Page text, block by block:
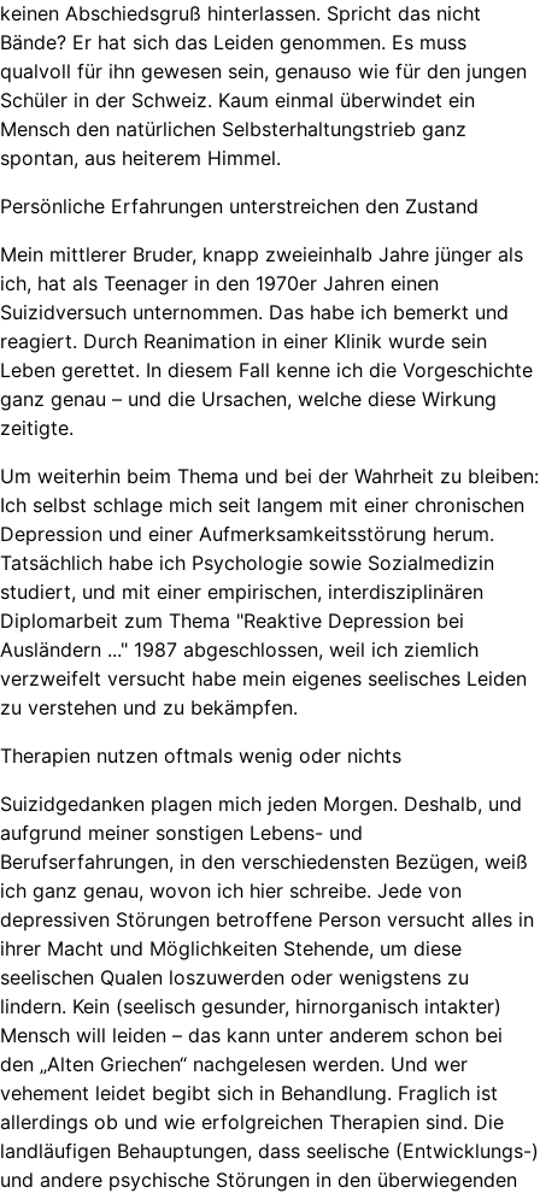
keinen Abschiedsgruß hinterlassen. Spricht das nicht
Bände? Er hat sich das Leiden genommen. Es muss
qualvoll für ihn gewesen sein, genauso wie für den jungen
Schüler in der Schweiz. Kaum einmal überwindet ein
Mensch den natürlichen Selbsterhaltungstrieb ganz
spontan, aus heiterem Himmel.
Persönliche Erfahrungen unterstreichen den Zustand
Mein mittlerer Bruder, knapp zweieinhalb Jahre jünger als
ich, hat als Teenager in den 1970er Jahren einen
Suizidversuch unternommen. Das habe ich bemerkt und
reagiert. Durch Reanimation in einer Klinik wurde sein
Leben gerettet. In diesem Fall kenne ich die Vorgeschichte
ganz genau – und die Ursachen, welche diese Wirkung
zeitigte.
Um weiterhin beim Thema und bei der Wahrheit zu bleiben:
Ich selbst schlage mich seit langem mit einer chronischen
Depression und einer Aufmerksamkeitsstörung herum.
Tatsächlich habe ich Psychologie sowie Sozialmedizin
studiert, und mit einer empirischen, interdisziplinären
Diplomarbeit zum Thema "Reaktive Depression bei
Ausländern ..." 1987 abgeschlossen, weil ich ziemlich
verzweifelt versucht habe mein eigenes seelisches Leiden
zu verstehen und zu bekämpfen.
Therapien nutzen oftmals wenig oder nichts
Suizidgedanken plagen mich jeden Morgen. Deshalb, und
aufgrund meiner sonstigen Lebens- und
Berufserfahrungen, in den verschiedensten Bezügen, weiß
ich ganz genau, wovon ich hier schreibe. Jede von
depressiven Störungen betroffene Person versucht alles in
ihrer Macht und Möglichkeiten Stehende, um diese
seelischen Qualen loszuwerden oder wenigstens zu
lindern. Kein (seelisch gesunder, hirnorganisch intakter)
Mensch will leiden – das kann unter anderem schon bei
den „Alten Griechen“ nachgelesen werden. Und wer
vehement leidet begibt sich in Behandlung. Fraglich ist
allerdings ob und wie erfolgreichen Therapien sind. Die
landläufigen Behauptungen, dass seelische (Entwicklungs-)
und andere psychische Störungen in den überwiegenden